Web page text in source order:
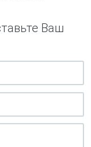
Ваш